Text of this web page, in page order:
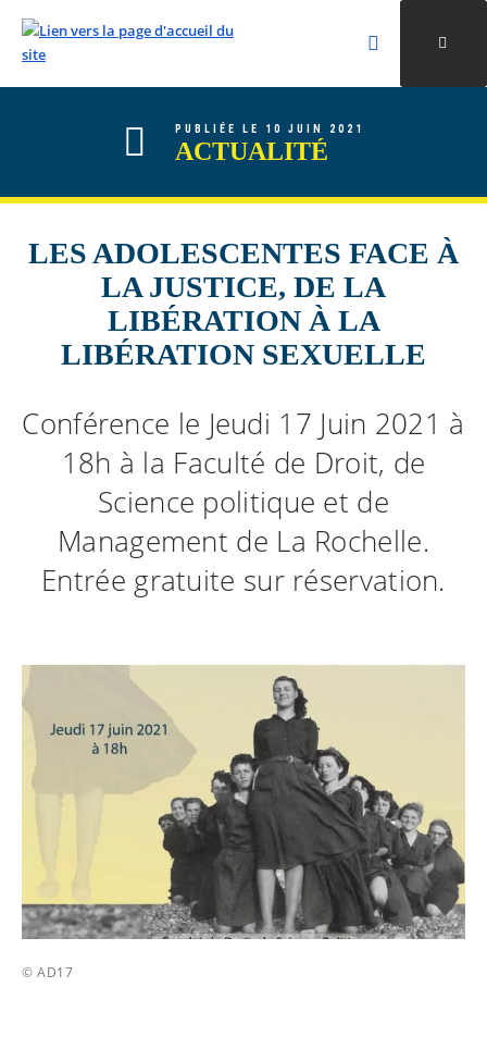
ALLER AU CONTENU
ALLER AU MENU
ALLER À LA RECHERCHE
Rechercher
Valider la
PUBLIÉE LE 10 JUIN 2021
ACTUALITÉ
LES ADOLESCENTES FACE À
LA JUSTICE, DE LA
LIBÉRATION À LA
LIBÉRATION SEXUELLE
Conférence le Jeudi 17 Juin 2021 à
18h à la Faculté de Droit, de
Science politique et de
Management de La Rochelle.
Entrée gratuite sur réservation.
© AD17